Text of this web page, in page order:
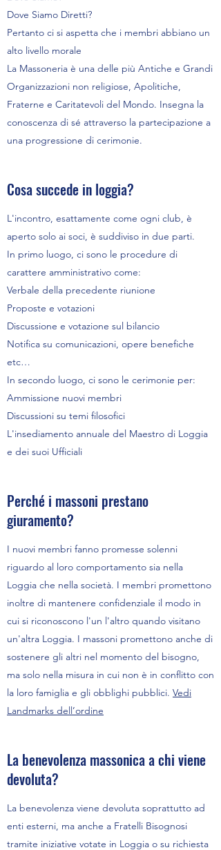
Dove Siamo Diretti?
Pertanto ci si aspetta che i membri abbiano un
alto livello morale
La Massoneria è una delle più Antiche e Grandi
Organizzazioni non religiose, Apolitiche,
Fraterne e Caritatevoli del Mondo. Insegna la
conoscenza di sé attraverso la partecipazione a
una progressione di cerimonie.
Cosa succede in loggia?
L'incontro, esattamente come ogni club, è
aperto solo ai soci, è suddiviso in due parti.
In primo luogo, ci sono le procedure di
carattere amministrativo come:
Verbale della precedente riunione
Proposte e votazioni
Discussione e votazione sul bilancio
Notifica su comunicazioni, opere benefiche
etc…
In secondo luogo, ci sono le cerimonie per:
Ammissione nuovi membri
Discussioni su temi filosofici
L'insediamento annuale del Maestro di Loggia
e dei suoi Ufficiali
Perché i massoni prestano
giuramento?
I nuovi membri fanno promesse solenni
riguardo al loro comportamento sia nella
Loggia che nella società. I membri promettono
inoltre di mantenere confidenziale il modo in
cui si riconoscono l'un l'altro quando visitano
un'altra Loggia. I massoni promettono anche di
sostenere gli altri nel momento del bisogno,
ma solo nella misura in cui non è in conflitto con
la loro famiglia e gli obblighi pubblici. Vedi
Landmarks dell’ordine
La benevolenza massonica a chi viene
devoluta?
La benevolenza viene devoluta soprattutto ad
enti esterni, ma anche a Fratelli Bisognosi
tramite iniziative votate in Loggia o su richiesta